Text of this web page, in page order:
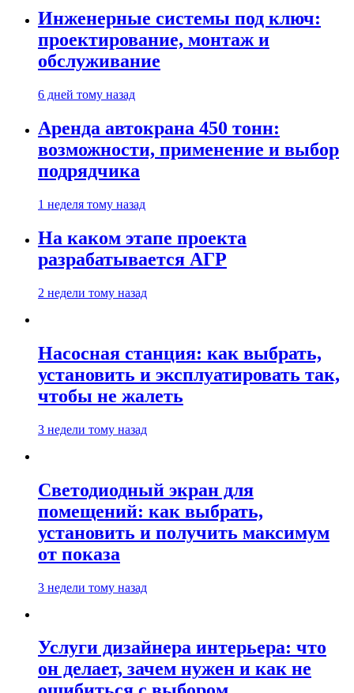
Инженерные системы под ключ:
проектирование, монтаж и
обслуживание
6 дней тому назад
Аренда автокрана 450 тонн:
возможности, применение и выбор
подрядчика
1 неделя тому назад
На каком этапе проекта
разрабатывается АГР
2 недели тому назад
Насосная станция: как выбрать,
установить и эксплуатировать так,
чтобы не жалеть
3 недели тому назад
Светодиодный экран для
помещений: как выбрать,
установить и получить максимум
от показа
3 недели тому назад
Услуги дизайнера интерьера: что
он делает, зачем нужен и как не